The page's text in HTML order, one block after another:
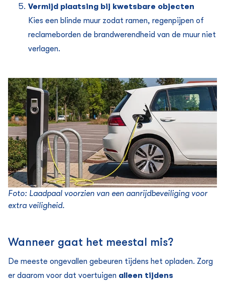
Vermijd plaatsing bij kwetsbare objecten
Kies een blinde muur zodat ramen, regenpijpen of
reclameborden de brandwerendheid van de muur niet
verlagen.
Foto: Laadpaal voorzien van een aanrijdbeveiliging voor
extra veiligheid.
Wanneer gaat het meestal mis?
De meeste ongevallen gebeuren tijdens het opladen. Zorg
er daarom voor dat voertuigen alleen tijdens